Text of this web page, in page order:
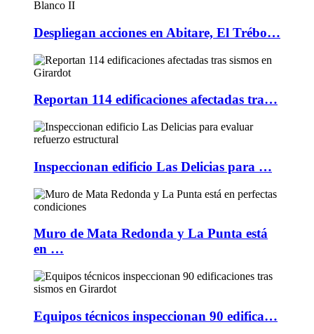
Despliegan acciones en Abitare, El Trébo…
Reportan 114 edificaciones afectadas tra…
Inspeccionan edificio Las Delicias para …
Muro de Mata Redonda y La Punta está
en …
Equipos técnicos inspeccionan 90 edifica…